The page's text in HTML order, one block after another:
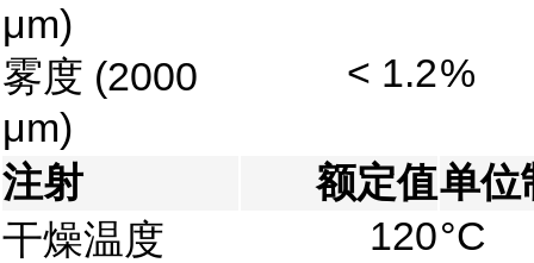
μm)
雾度 (2000
μm)
< 1.2%
注射 额定值单位
干燥温度
120°C